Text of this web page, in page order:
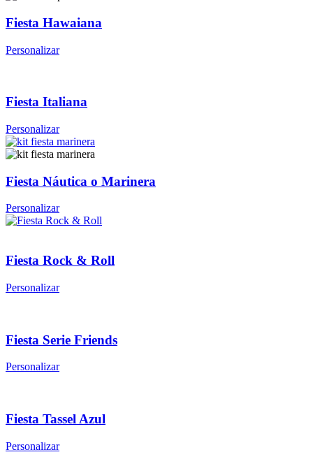
Fiesta Hawaiana
Personalizar
Fiesta Italiana
Personalizar
Fiesta Náutica o Marinera
Personalizar
Fiesta Rock & Roll
Personalizar
Fiesta Serie Friends
Personalizar
Fiesta Tassel Azul
Personalizar